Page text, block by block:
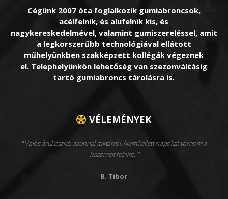
Cégünk 2007 óta foglalkozik gumiabroncsok,
acélfelnik, és alufelnik kis, és
nagykereskedelmével, valamint gumiszereléssel, amit
a legkorszerűbb technológiával ellátott
műhelyünkben szakképzett kollégák végeznek
el. Telephelyünkön lehetőség van szezonváltásig
tartó gumiabroncs tárolásra is.
VÉLEMÉNYEK
Valós árukészlet, azonnal raktárról. Nem kellett napokat várnom a
kiszemelt felnire.
B. Tibor